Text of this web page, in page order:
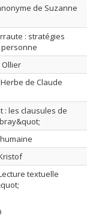
de Suzanne
: stratégies
de Claude
: les clausules de
textuelle